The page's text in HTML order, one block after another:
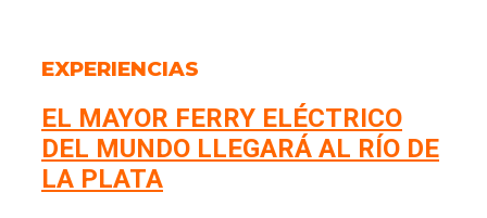
EXPERIENCIAS
EL MAYOR FERRY ELÉCTRICO
DEL MUNDO LLEGARÁ AL RÍO DE
LA PLATA